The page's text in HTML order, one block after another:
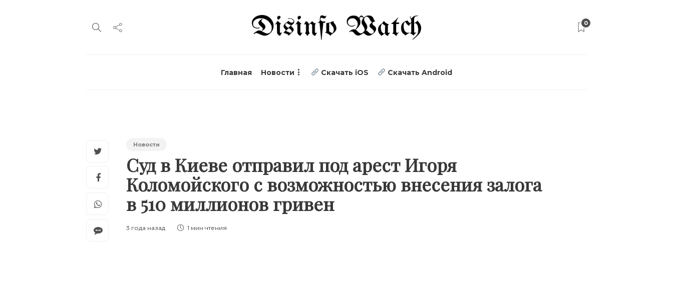
0
Главная Новости Скачать iOS Скачать Android
Новости
Суд в Киеве отправил под арест Игоря
Коломойского с возможностью внесения залога
в 510 миллионов гривен
3 года назад 1 мин чтения